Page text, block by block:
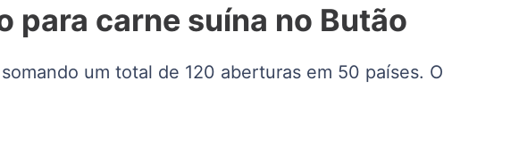
para carne suína no Butão
um total de 120 aberturas em 50 países. O